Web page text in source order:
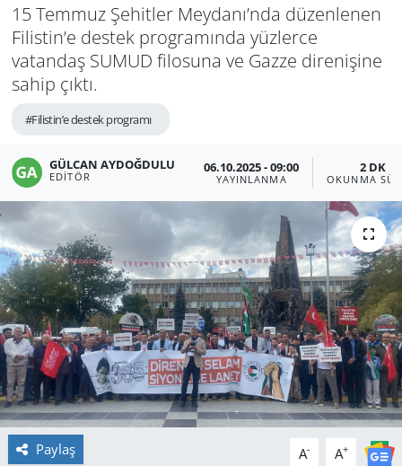
15 Temmuz Şehitler Meydanı’nda düzenlenen
Filistin’e destek programında yüzlerce
vatandaş SUMUD filosuna ve Gazze direnişine
sahip çıktı.
#Filistin’e destek programı
GÜLCAN AYDOĞDULU
EDITÖR
06.10.2025 - 09:00
YAYINLANMA
2 DK
OKUNMA
Paylaş A- A+
Son Dakika Haberleri
Haber Arşivi